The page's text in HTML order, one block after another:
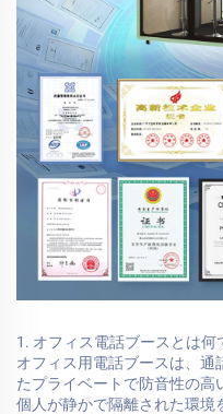
1. オフィス電話ブースとは何
オフィス用電話ブースは、
たプライベートで防音性の高
個人が静かで隔離された環境